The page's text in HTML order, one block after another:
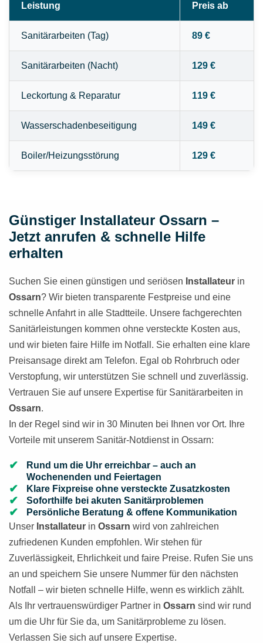
Leistung Preis ab
Sanitärarbeiten (Tag) 89 €
Sanitärarbeiten (Nacht) 129 €
Leckortung & Reparatur 119 €
Wasserschadenbeseitigung 149 €
Boiler/Heizungsstörung 129 €
Günstiger Installateur Ossarn –
Jetzt anrufen & schnelle Hilfe
erhalten
Suchen Sie einen günstigen und seriösen Installateur in
Ossarn? Wir bieten transparente Festpreise und eine
schnelle Anfahrt in alle Stadtteile. Unsere fachgerechten
Sanitärleistungen kommen ohne versteckte Kosten aus,
und wir bieten faire Hilfe im Notfall. Sie erhalten eine klare
Preisansage direkt am Telefon. Egal ob Rohrbruch oder
Verstopfung, wir unterstützen Sie schnell und zuverlässig.
Vertrauen Sie auf unsere Expertise für Sanitärarbeiten in
Ossarn.
In der Regel sind wir in 30 Minuten bei Ihnen vor Ort. Ihre
Vorteile mit unserem Sanitär-Notdienst in Ossarn:
Rund um die Uhr erreichbar – auch an
Wochenenden und Feiertagen
Klare Fixpreise ohne versteckte Zusatzkosten
Soforthilfe bei akuten Sanitärproblemen
Persönliche Beratung & offene Kommunikation
Unser Installateur in Ossarn wird von zahlreichen
zufriedenen Kunden empfohlen. Wir stehen für
Zuverlässigkeit, Ehrlichkeit und faire Preise. Rufen Sie uns
an und speichern Sie unsere Nummer für den nächsten
Notfall – wir bieten schnelle Hilfe, wenn es wirklich zählt.
Als Ihr vertrauenswürdiger Partner in Ossarn sind wir rund
um die Uhr für Sie da, um Sanitärprobleme zu lösen.
Verlassen Sie sich auf unsere Expertise.